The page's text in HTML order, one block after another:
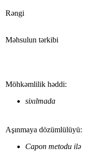
Rəngi
Məhsulun tərkibi
Möhkəmlilik həddi:
sixılmada
Aşınmaya dözümlülüyü:
Capon metodu ilə